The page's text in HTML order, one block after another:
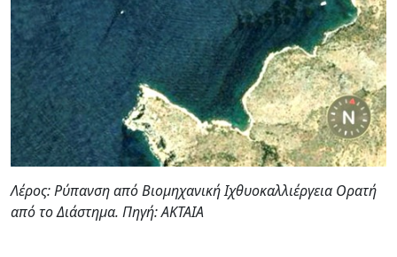
Λέρος: Ρύπανση από Βιομηχανική Ιχθυοκαλλιέργεια Ορατή
από το Διάστημα. Πηγή: ΑΚΤΑΙΑ